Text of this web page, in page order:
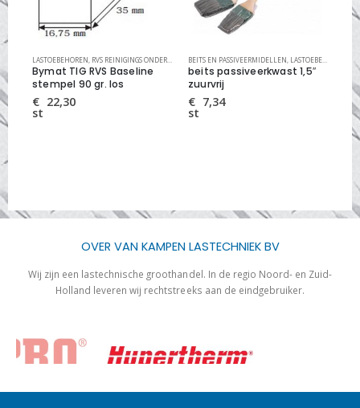
,RVS REINIGINGS SYSTEMEN
LASTOEBEHOREN RVS REINIGINGS ONDERDELEN ,RVS REINIGINGS SYSTEMEN
Bymat TIG RVS Baseline
stempel 90 gr. los
€ 22,30
st
BEITS EN PASSIVEERMIDELLEN LASTOEBEHOREN
beits passiveerkwast 1,5″
zuurvrij
€ 7,34
st
ltr
OVER VAN KAMPEN LASTECHNIEK BV
Wij zijn een lastechnische groothandel. In de regio Noord- en Zuid-
Holland leveren wij rechtstreeks aan de eindgebruiker.